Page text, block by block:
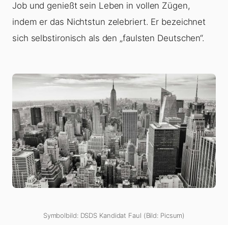
Job und genießt sein Leben in vollen Zügen,
indem er das Nichtstun zelebriert. Er bezeichnet
sich selbstironisch als den „faulsten Deutschen“.
Symbolbild: DSDS Kandidat Faul (Bild: Picsum)